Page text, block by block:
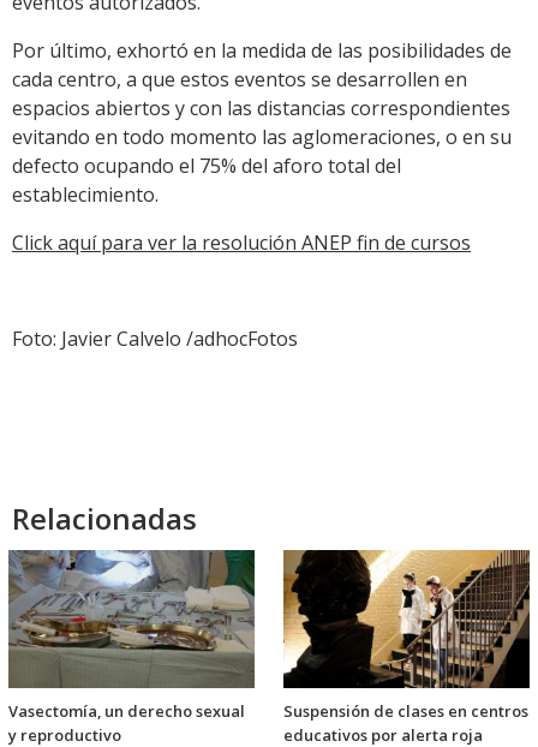
Por último, exhortó en la medida de las posibilidades de
cada centro, a que estos eventos se desarrollen en
espacios abiertos y con las distancias correspondientes
evitando en todo momento las aglomeraciones, o en su
defecto ocupando el 75% del aforo total del
establecimiento.
Click aquí para ver la resolución ANEP fin de cursos
Foto: Javier Calvelo /adhocFotos
Relacionadas
Vasectomía, un derecho sexual
y reproductivo
Suspensión de clases en centros
educativos por alerta roja